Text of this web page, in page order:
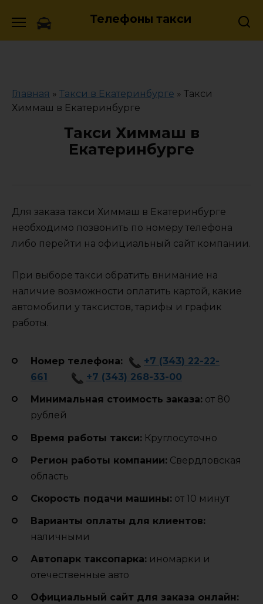
Телефоны такси
Главная » Такси в Екатеринбурге » Такси
Химмаш в Екатеринбурге
Такси Химмаш в
Екатеринбурге
Для заказа такси Химмаш в Екатеринбурге
необходимо позвонить по номеру телефона
либо перейти на официальный сайт компании.
При выборе такси обратить внимание на
наличие возможности оплатить картой, какие
автомобили у таксистов, тарифы и график
работы.
Номер телефона:
+7 (343) 22-22-
661
+7 (343) 268-33-00
Минимальная стоимость заказа: от 80
рублей
Время работы такси: Круглосуточно
Регион работы компании: Свердловская
область
Cкорость подачи машины: от 10 минут
Варианты оплаты для клиентов:
наличными
Автопарк таксопарка: иномарки и
отечественные авто
Официальный сайт для заказа онлайн: